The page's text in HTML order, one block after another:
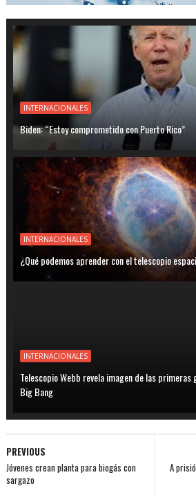
INTERNACIONALES
Biden: “Estoy comprometido con Puerto Rico”
INTERNACIONALES
¿Qué podemos aprender con el telescopio
INTERNACIONALES
Telescopio Webb revela imagen de las
Big Bang
A
PREVIOUS
Jóvenes crean planta para biogás con
sargazo